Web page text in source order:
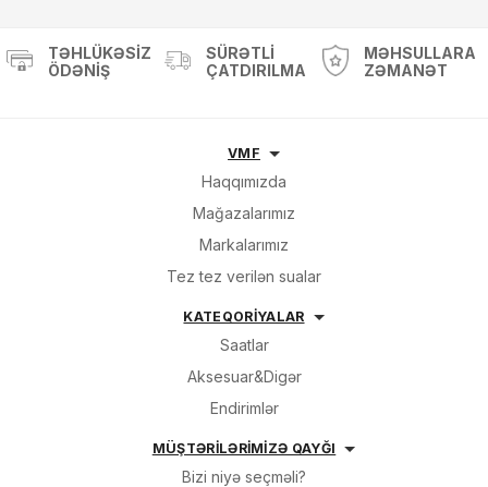
TƏHLÜKƏSIZ
ÖDƏNIŞ
SÜRƏTLI
ÇATDIRILMA
MƏHSULLARA
ZƏMANƏT
VMF
Haqqımızda
Mağazalarımız
Markalarımız
Tez tez verilən sualar
KATEQORİYALAR
Saatlar
Aksesuar&Digər
Endirimlər
MÜŞTƏRİLƏRİMİZƏ QAYĞI
Bizi niyə seçməli?